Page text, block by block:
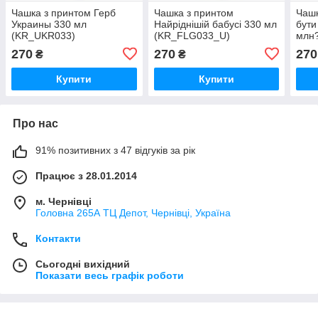
Чашка з принтом Герб
Украины 330 мл
(KR_UKR033)
270 ₴
Купити
Чашка з принтом
Найріднішій бабусі 330 мл
(KR_FLG033_U)
270₴
Купити
270
Про нас
91% позитивних з 47 відгуків за рік
Працює з 28.01.2014
м. Чернівці
Головна 265А ТЦ Депот, Чернівці, Україна
Контакти
Сьогодні вихідний
Показати весь графік роботи